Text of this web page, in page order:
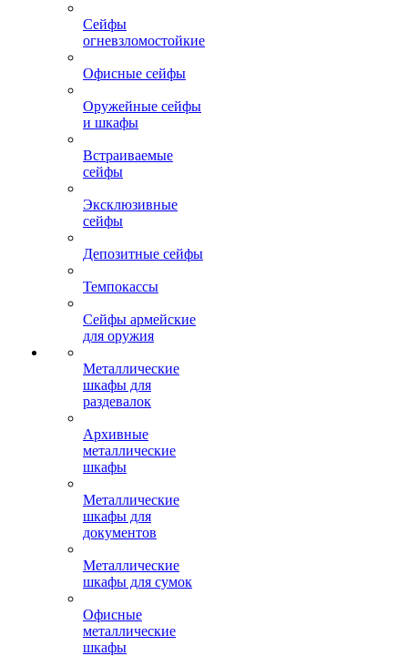
Сейфы
огневзломостойкие
Офисные сейфы
Оружейные сейфы
и шкафы
Встраиваемые
сейфы
Эксклюзивные
сейфы
Депозитные сейфы
Темпокассы
Сейфы армейские
для оружия
Металлические
шкафы для
раздевалок
Архивные
металлические
шкафы
Металлические
шкафы для
документов
Металлические
шкафы для сумок
Офисные
металлические
шкафы